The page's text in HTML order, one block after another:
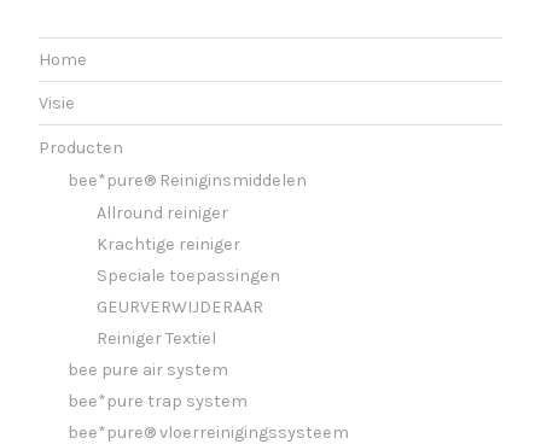
Home
Visie
Producten
bee*pure® Reiniginsmiddelen
Allround reiniger
Krachtige reiniger
Speciale toepassingen
GEURVERWIJDERAAR
Reiniger Textiel
bee pure air system
bee*pure trap system
bee*pure® vloerreinigingssysteem